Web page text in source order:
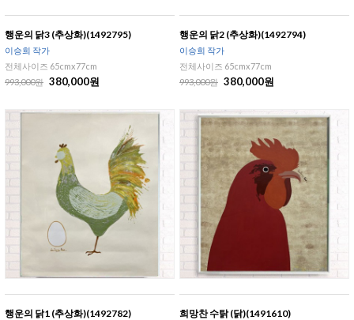
행운의 닭3 (추상화)(1492795)
이승희 작가
전체사이즈 65cmx77cm
993,000원 380,000원
행운의 닭2 (추상화)(1492794)
이승희 작가
전체사이즈 65cmx77cm
993,000원 380,000원
행운의 닭1 (추상화)(1492782) 희망찬 수탉 (닭)(1491610)